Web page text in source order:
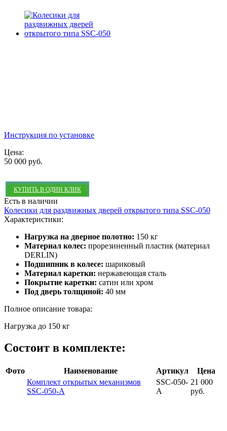
Инструкция по установке
Цена:
50 000 руб.
КУПИТЬ В ОДИН КЛИК
Есть в наличии
Колесики для раздвижных дверей открытого типа SSC-050
Характеристики:
Нагрузка на дверное полотно: 150 кг
Материал колес: прорезиненный пластик (материал
DERLIN)
Подшипник в колесе: шариковый
Материал каретки: нержавеющая сталь
Покрытие каретки: сатин или хром
Под дверь толщиной: 40 мм
Полное описание товара:
Нагрузка до 150 кг
Состоит в комплекте:
Фото Наименование Артикул
Цена
Комплект открытых механизмов
SSC-050-A
SSC-050-
A
21 000
руб.